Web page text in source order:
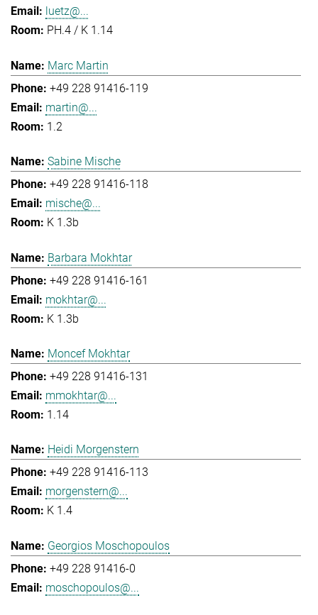
luetz@...
PH.4 / K 1.14
Marc Martin
+49 228 91416-119
martin@...
1.2
Sabine Mische
+49 228 91416-118
mische@...
K 1.3b
Barbara Mokhtar
+49 228 91416-161
mokhtar@...
K 1.3b
Moncef Mokhtar
+49 228 91416-131
mmokhtar@...
1.14
Heidi Morgenstern
+49 228 91416-113
morgenstern@...
K 1.4
Georgios Moschopoulos
+49 228 91416-0
moschopoulos@...